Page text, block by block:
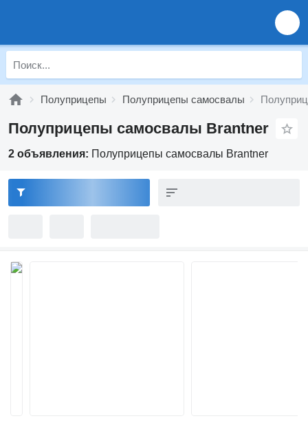
Полуприцепы Полуприцепы самосвалы
Полуприцепы самосвалы Brantner
2 объявления: Полуприцепы самосвалы Brantner